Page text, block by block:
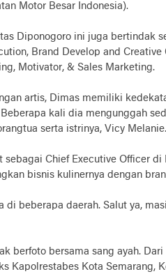
Motor Besar Indonesia).
Diponogoro ini juga bertindak
Brand Develop and
Motivator, & Sales Marketing.
artis, Dimas memiliki
kali dia mengunggah
serta istrinya, Vicy Melanie.
Chief Executive Officer di
bisnis kulinernya dengan
di beberapa daerah. Salut ya,
berfoto bersama sang ayah. Dari
Kapolrestabes Kota Semarang,